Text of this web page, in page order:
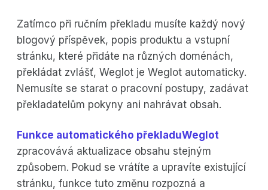
Zatímco při ručním překladu musíte každý nový
blogový příspěvek, popis produktu a vstupní
stránku, které přidáte na různých doménách,
překládat zvlášť, Weglot je Weglot automaticky.
Nemusíte se starat o pracovní postupy, zadávat
překladatelům pokyny ani nahrávat obsah.
Funkce automatického překladuWeglot
zpracovává aktualizace obsahu stejným
způsobem. Pokud se vrátíte a upravíte existující
stránku, funkce tuto změnu rozpozná a